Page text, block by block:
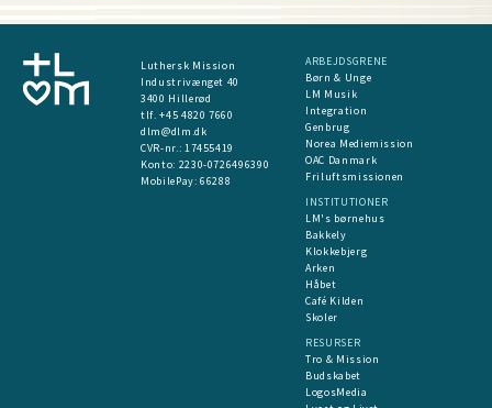
Luthersk Mission
Industrivænget 40
3400 Hillerød
tlf. +45 4820 7660
dlm@dlm.dk
CVR-nr.: 17455419
​Konto: 2230-0726496390
MobilePay:66288
ARBEJDSGRENE
Børn & Unge
LM Musik
Integration
Genbrug
Norea Mediemission
OAC Danmark
Friluftsmissionen
INSTITUTIONER
LM's børnehus
Bakkely
Klokkebjerg
Arken
Håbet
Café Kilden
Skoler
RESURSER
Tro & Mission
Budskabet
LogosMedia